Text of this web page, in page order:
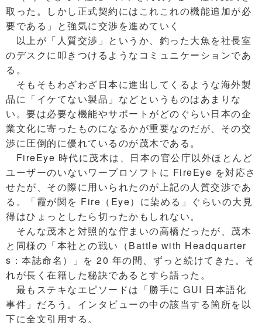
取った。しかし正式契約にはこれこれの機能追加が必
要である」と強気に交渉を進めていく
以上が「人質交渉」というか、釣った大魚を社長室
のデスクに叩きつけるようなコミュニケーションであ
る。
そもそもわざわざ日本に進出してくるような海外製
品に「イケてない製品」などというものはあまりな
い。要は必要な機能やサポートがどのぐらい日本の企
業文化に寄ったものになるかが重要なのだが、その交
渉に圧倒的に優れているのが茂木である。
FireEye 時代に茂木は、日本の官公庁以外ほとんど
ユーザーのいないワープロソフトに FireEye を対応さ
せたが、その際に用いられたのが上記の人質交渉であ
る。「霞が関を Fire（Eye）に染める」ぐらいの大見
得はひょっとしたら切ったかもしれない。
そんな茂木と対照的な佇まいの高橋だったが、茂木
と同様の「本社との戦い（Battle with Headquarter
s：本誌命名）」を 20 年の間、ずっと続けてきた。そ
れが長く在籍した秘訣であるとすら語った。
最もステキなエピソードは「勝手に GUI 日本語化
事件」だろう。インタビューの中の該当する箇所を以
下に全文引用する。